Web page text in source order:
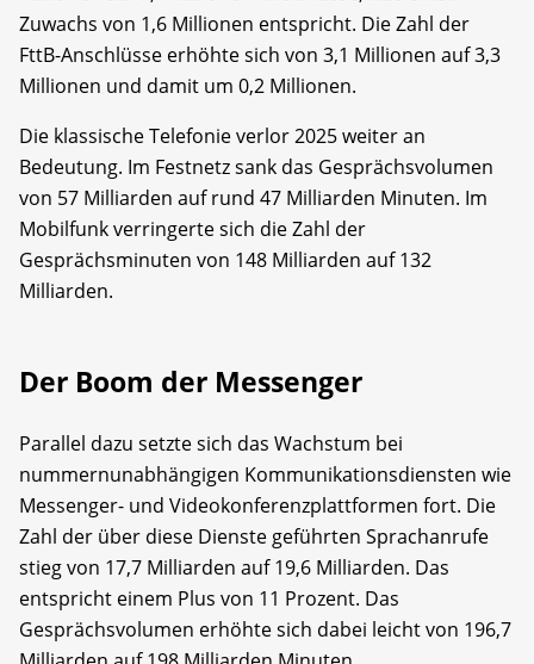
Zuwachs von 1,6 Millionen entspricht. Die Zahl der
FttB-Anschlüsse erhöhte sich von 3,1 Millionen auf 3,3
Millionen und damit um 0,2 Millionen.
Die klassische Telefonie verlor 2025 weiter an
Bedeutung. Im Festnetz sank das Gesprächsvolumen
von 57 Milliarden auf rund 47 Milliarden Minuten. Im
Mobilfunk verringerte sich die Zahl der
Gesprächsminuten von 148 Milliarden auf 132
Milliarden.
Der Boom der Messenger
Parallel dazu setzte sich das Wachstum bei
nummernunabhängigen Kommunikationsdiensten wie
Messenger- und Videokonferenzplattformen fort. Die
Zahl der über diese Dienste geführten Sprachanrufe
stieg von 17,7 Milliarden auf 19,6 Milliarden. Das
entspricht einem Plus von 11 Prozent. Das
Gesprächsvolumen erhöhte sich dabei leicht von 196,7